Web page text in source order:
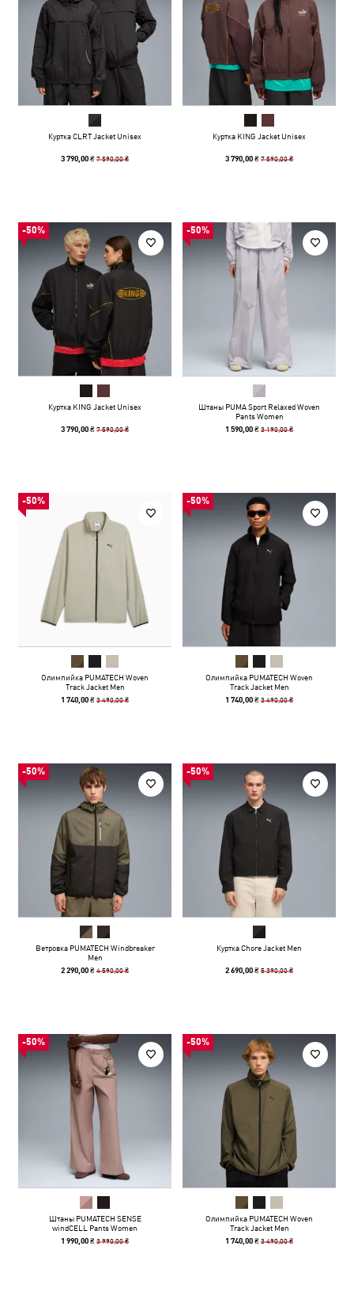
Куртка CLRT Jacket Unisex
3 790,00 ₴7 590,00 ₴
Куртка KING Jacket Unisex
3 790,00 ₴7 590,00 ₴
-50%
Куртка KING Jacket Unisex
3 790,00 ₴7 590,00 ₴
-50%
Штаны PUMA Sport Relaxed Woven
Pants Women
1 590,00 ₴3 190,00 ₴
-50%
Олимпийка PUMATECH Woven
Track Jacket Men
1 740,00 ₴3 490,00 ₴
-50%
Олимпийка PUMATECH Woven
Track Jacket Men
1 740,00 ₴3 490,00 ₴
-50%
Ветровка PUMATECH Windbreaker
Men
2 290,00 ₴4 590,00 ₴
-50%
Куртка Chore Jacket Men
2 690,00 ₴5 390,00 ₴
-50%
Штаны PUMATECH SENSE
windCELL Pants Women
1 990,00 ₴3 990,00 ₴
-50%
Олимпийка PUMATECH Woven
Track Jacket Men
1 740,00 ₴3 490,00 ₴